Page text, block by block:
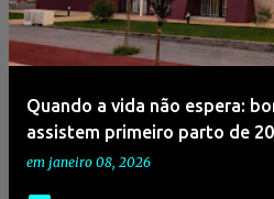
a
g
Quando a vida não espera:
assistem primeiro parto de
em janeiro 08, 2026